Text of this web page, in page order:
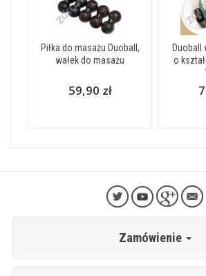
Piłka do masażu Duoball,
wałek do masażu
59,90 zł
Duoball
o
Zamówienie